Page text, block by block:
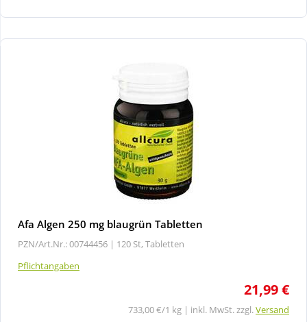
Wellness
Afa Algen 250 mg blaugrün Tabletten
PZN/Art.Nr.: 00744456 | 120 St, Tabletten
Pflichtangaben
21,99 €
733,00 €/1 kg | inkl. MwSt. zzgl.Versand